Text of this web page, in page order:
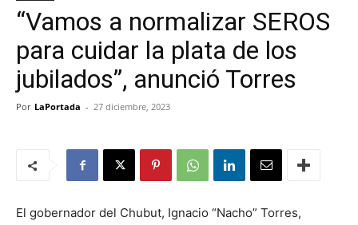
“Vamos a normalizar SEROS
para cuidar la plata de los
jubilados”, anunció Torres
Por LaPortada - 27 diciembre, 2023
El gobernador del Chubut, Ignacio “Nacho” Torres,